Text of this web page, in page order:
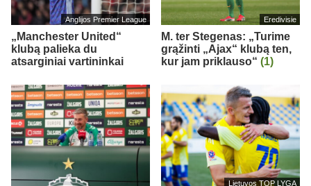
Anglijos Premier League
„Manchester United“
klubą palieka du
atsarginiai vartininkai
Eredivisie
M. ter Stegenas: „Turime
grąžinti „Ajax“ klubą ten,
kur jam priklauso“ (1)
Lietuvos TOP LYGA